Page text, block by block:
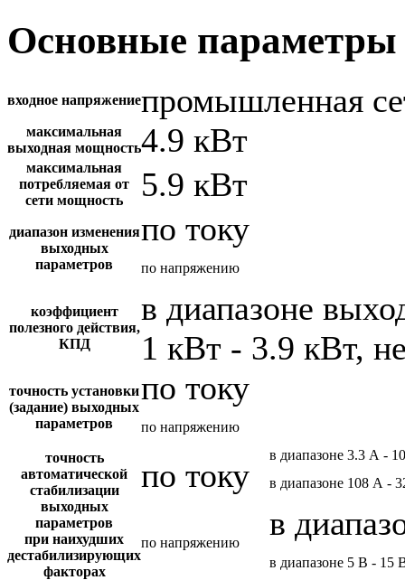
Основные параметры
входное напряжениепромышленная
максимальная
выходная мощность4.9 кВт
максимальная
потребляемая от
сети мощность
5.9 кВт
диапазон изменения
выходных
параметров
по току
по напряжению
коэффициент
полезного действия,
КПД
в диапазоне
1 кВт - 3.9 кВт,
точность установки
(задание) выходных
параметров
по току
по напряжению
точность
автоматической
стабилизации
выходных
параметров
при наихудших
дестабилизирующих
факторах
по току
в диапазоне 3.3 А -
в диапазоне 108 А -
по напряжению
в
в диапазоне 5 В - 15